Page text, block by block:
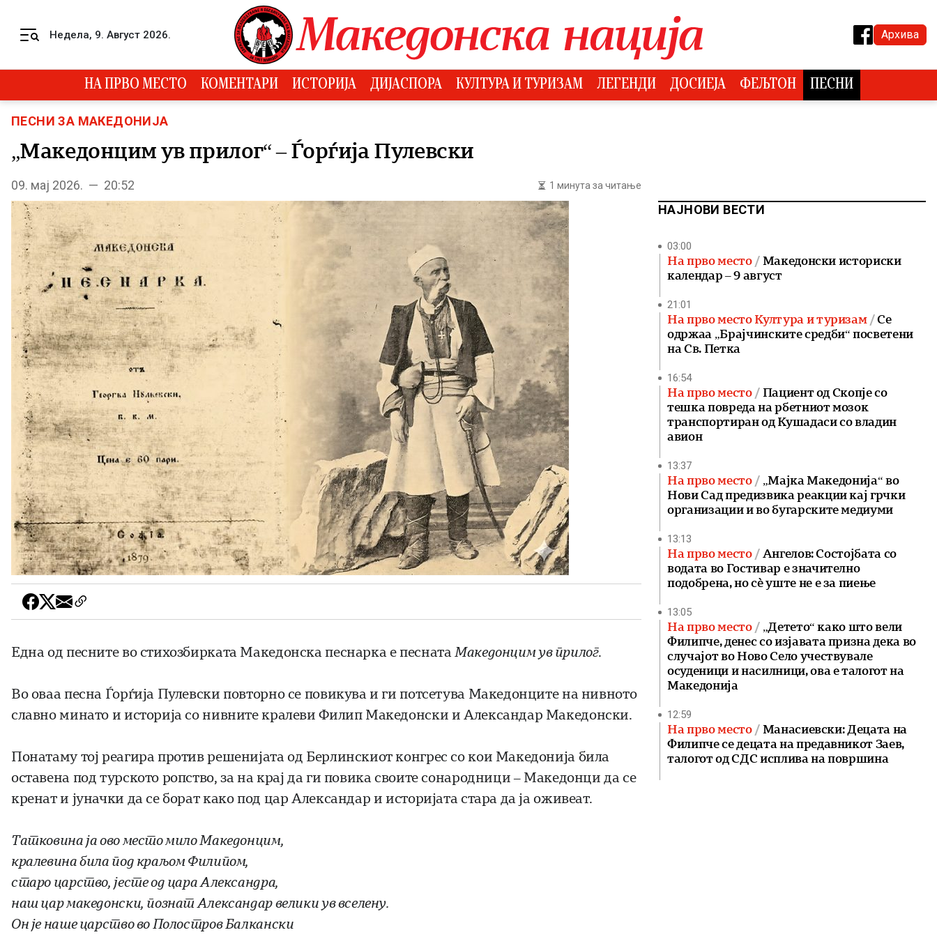
Недела, 9. Август 2026. Архива
НА ПРВО МЕСТО КОМЕНТАРИ ИСТОРИЈА ДИЈАСПОРА КУЛТУРА И ТУРИЗАМ ЛЕГЕНДИ ДОСИЕЈА ФЕЉТОН ПЕСНИ
ПЕСНИ ЗА МАКЕДОНИЈА
„Македонцим ув прилог“ – Ѓорѓија Пулевски
09. мај 2026. — 20:52 1 минута за читање
Една од песните во стихозбирката Македонска песнарка е песнатаМакедонцим ув прилог.
Во оваа песна Ѓорѓија Пулевски повторно се повикува и ги потсетува Македонците на нивното
славно минато и историја со нивните кралеви Филип Македонски и Александар Македонски.
Понатаму тој реагира против решенијата од Берлинскиот конгрес со кои Македонија била
оставена под турското ропство, за на крај да ги повика своите сонародници – Македонци да се
кренат и јуначки да се борат како под цар Александар и историјата стара да ја оживеат.
Татковина ја ово место мило Македонцим,
кралевина била под краљом Филипом,
старо царство, јесте од цара Александра,
наш цар македонски, познат Александар велики ув вселену.
Он је наше царство во Полостров Балкански
НАЈНОВИ ВЕСТИ
03:00
На прво место
Македонски историски
календар – 9 август
21:01
На прво место Култура и туризам
Се
одржаа „Брајчинските средби“ посветени
на Св. Петка
16:54
На прво место
Пациент од Скопје со
тешка повреда на рбетниот мозок
транспортиран од Кушадаси со владин
авион
13:37
На прво место
„Мајка Македонија“ во
Нови Сад предизвика реакции кај грчки
организации и во бугарските медиуми
13:13
На прво место
Ангелов: Состојбата со
водата во Гостивар е значително
подобрена, но сè уште не е за пиење
13:05
На прво место
„Детето“ како што вели
Филипче, денес со изјавата призна дека во
случајот во Ново Село учествувале
осуденици и насилници, ова е талогот на
Македонија
12:59
На прво место
Манасиевски: Децата на
Филипче се децата на предавникот Заев,
талогот од СДС исплива на површина